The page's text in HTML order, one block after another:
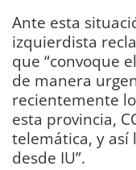
Ante esta
izquierdista
que “convoque
de manera
recientemente
esta provincia,
telemática, y
desde IU”.